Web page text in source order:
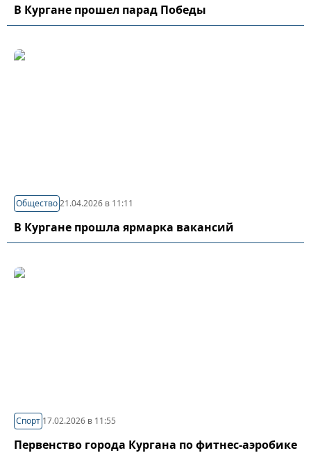
В Кургане прошел парад Победы
Общество21.04.2026 в 11:11
В Кургане прошла ярмарка вакансий
Спорт 17.02.2026 в 11:55
Первенство города Кургана по фитнес-аэробике